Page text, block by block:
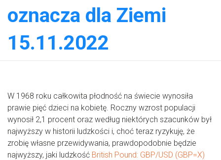
oznacza dla Ziemi
15.11.2022
W 1968 roku całkowita płodność na świecie wynosiła
prawie pięć dzieci na kobietę. Roczny wzrost populacji
wynosił 2,1 procent oraz według niektórych szacunków był
najwyższy w historii ludzkości i, choć teraz ryzykuję, że
zrobię własne przewidywania, prawdopodobnie będzie
najwyższy, jaki ludzkość British Pound: GBP/USD (GBP=X)